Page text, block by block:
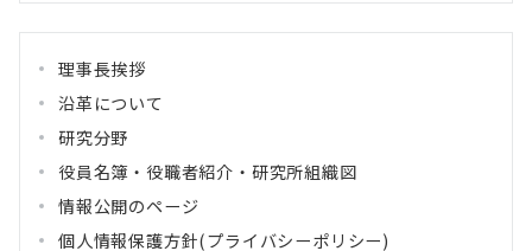
理事長挨拶
沿革について
研究分野
役員名簿・役職者紹介・研究所組織図
情報公開のページ
個人情報保護方針(プライバシーポリシー)